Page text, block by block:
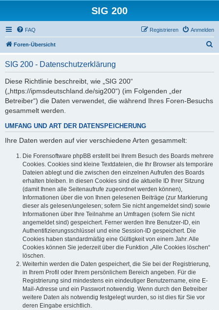
SIG 200
FAQ Anmelden
Registrieren
Foren-Übersicht
SIG 200 - Datenschutzerklärung
Diese Richtlinie beschreibt, wie „SIG 200“
(„https://ipmsdeutschland.de/sig200“) (im Folgenden „der
Betreiber“) die Daten verwendet, die während Ihres Foren-Besuchs
gesammelt werden.
UMFANG UND ART DER DATENSPEICHERUNG
Ihre Daten werden auf vier verschiedene Arten gesammelt:
Die Forensoftware phpBB erstellt bei Ihrem Besuch des Boards mehrere
Cookies. Cookies sind kleine Textdateien, die Ihr Browser als temporäre
Dateien ablegt und die zwischen den einzelnen Aufrufen des Boards
erhalten bleiben. In diesen Cookies sind die aktuelle ID Ihrer Sitzung
(damit Ihnen alle Seitenaufrufe zugeordnet werden können),
Informationen über die von Ihnen gelesenen Beiträge (zur Markierung
dieser als gelesen/ungelesen; sofern Sie nicht angemeldet sind) sowie
Informationen über Ihre Teilnahme an Umfragen (sofern Sie nicht
angemeldet sind) gespeichert. Ferner werden Ihre Benutzer-ID, ein
Authentifizierungsschlüssel und eine Session-ID gespeichert. Die
Cookies haben standardmäßig eine Gültigkeit von einem Jahr. Alle
Cookies können Sie jederzeit über die Funktion „Alle Cookies löschen“
löschen.
Weiterhin werden die Daten gespeichert, die Sie bei der Registrierung,
in Ihrem Profil oder Ihrem persönlichem Bereich angeben. Für die
Registrierung sind mindestens ein eindeutiger Benutzername, eine E-
Mail-Adresse und ein Passwort notwendig. Wenn durch den Betreiber
weitere Daten als notwendig festgelegt wurden, so ist dies für Sie vor
deren Eingabe ersichtlich.